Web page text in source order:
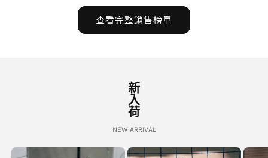
查看完整銷售榜單
新
入
荷
NEW ARRIVAL